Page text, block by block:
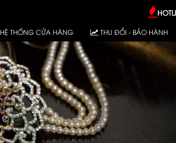
HỆ THỐNG CỬA HÀNG THU ĐỔI - BẢO HÀNH